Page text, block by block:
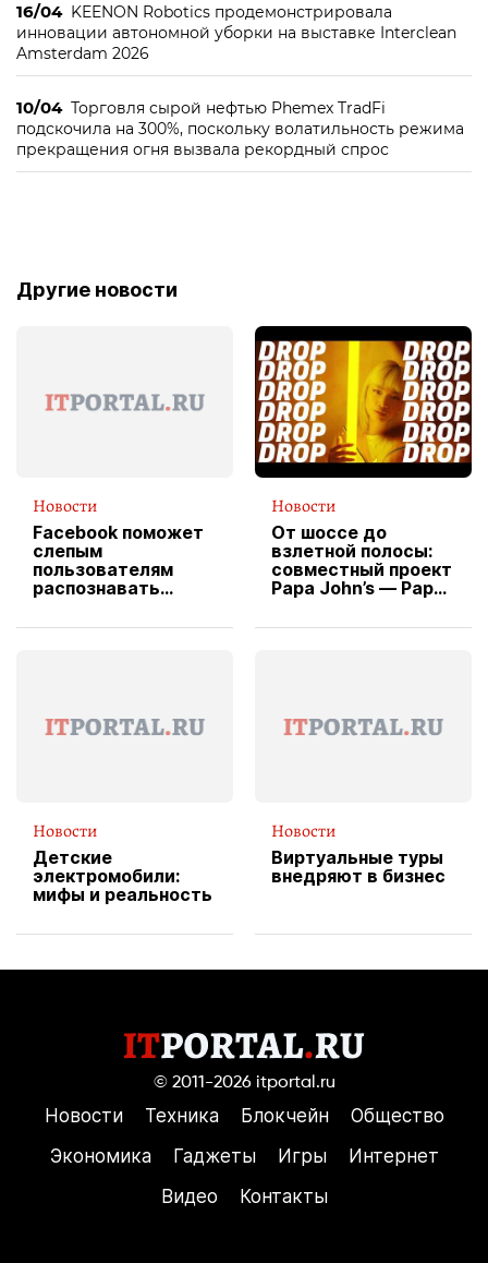
16/04 KEENON Robotics продемонстрировала
инновации автономной уборки на выставке Interclean
Amsterdam 2026
10/04 Торговля сырой нефтью Phemex TradFi
подскочила на 300%, поскольку волатильность режима
прекращения огня вызвала рекордный спрос
Другие новости
Новости
Facebook поможет
слепым
пользователям
распознавать
Новости
От шоссе до
взлетной полосы:
совместный проект
Papa John’s — Papa
вводит
Новости
Детские
электромобили:
мифы и реальность
Новости
Виртуальные туры
внедряют в бизнес
© 2011-2026 itportal.ru
Новости Техника Блокчейн
Общество
Экономика
Гаджеты Игры
Интернет
Видео
Контакты